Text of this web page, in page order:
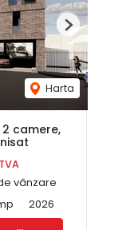
Harta
Next
camere,
vânzare
2026